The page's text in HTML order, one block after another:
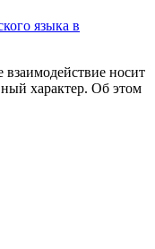
языка в
взаимодействие носит
характер. Об этом